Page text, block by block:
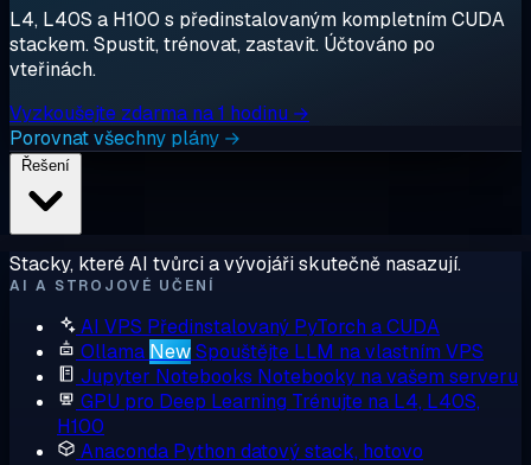
L4, L40S a H100 s předinstalovaným kompletním CUDA
stackem. Spustit, trénovat, zastavit. Účtováno po
vteřinách.
Vyzkoušejte zdarma na 1 hodinu →
Porovnat všechny plány →
Stacky, které AI tvůrci a vývojáři skutečně nasazují.
AI A STROJOVÉ UČENÍ
AI VPS Předinstalovaný PyTorch a CUDA
Ollama NewSpouštějte LLM na vlastním VPS
Jupyter Notebooks Notebooky na vašem serveru
GPU pro Deep Learning Trénujte na L4, L40S,
H100
Anaconda Python datový stack, hotovo